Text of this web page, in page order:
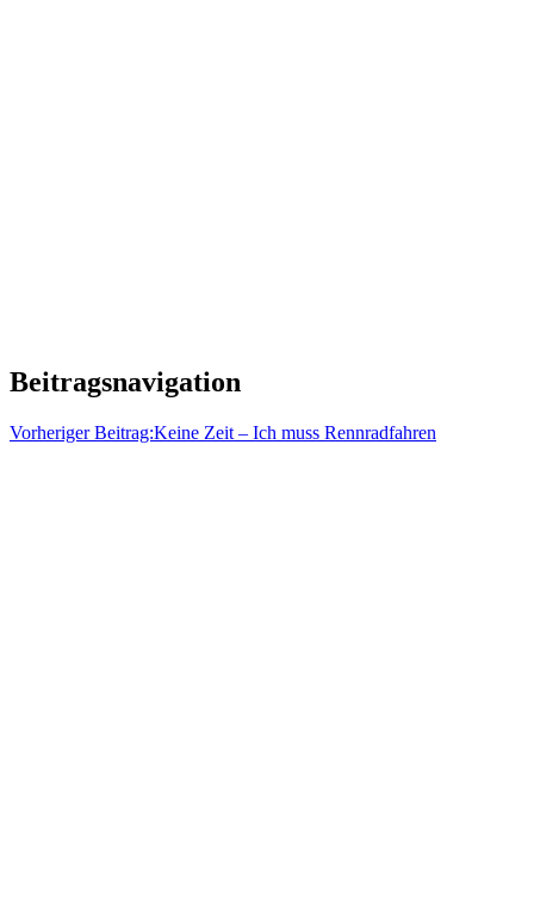
Beitragsnavigation
Vorheriger Beitrag:Keine Zeit – Ich muss Rennradfahren